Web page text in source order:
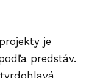
je
predstáv.